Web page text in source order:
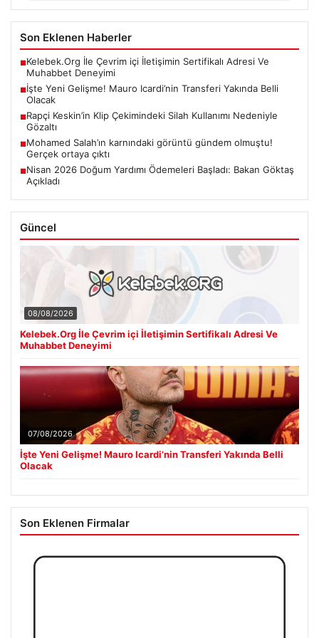
Son Eklenen Haberler
■Kelebek.Org İle Çevrim içi İletişimin Sertifikalı Adresi Ve
Muhabbet Deneyimi
■İşte Yeni Gelişme! Mauro Icardi’nin Transferi Yakında Belli
Olacak
■Rapçi Keskin’in Klip Çekimindeki Silah Kullanımı Nedeniyle
Gözaltı
■Mohamed Salah’ın karnındaki görüntü gündem olmuştu!
Gerçek ortaya çıktı
■Nisan 2026 Doğum Yardımı Ödemeleri Başladı: Bakan Göktaş
Açıkladı
Güncel
08/08/2026
Kelebek.Org İle Çevrim içi İletişimin Sertifikalı Adresi Ve
Muhabbet Deneyimi
07/08/2026
İşte Yeni Gelişme! Mauro Icardi’nin Transferi Yakında Belli
Olacak
Son Eklenen Firmalar